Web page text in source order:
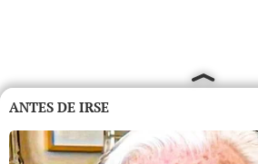
ANTES DE IRSE